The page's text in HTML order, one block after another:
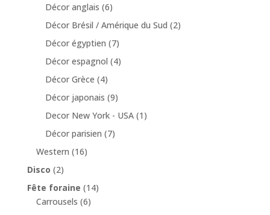
Décor anglais (6)
Décor Brésil / Amérique du Sud (2)
Décor égyptien (7)
Décor espagnol (4)
Décor Grèce (4)
Décor japonais (9)
Decor New York - USA (1)
Décor parisien (7)
Western (16)
Disco (2)
Fête foraine (14)
Carrousels (6)